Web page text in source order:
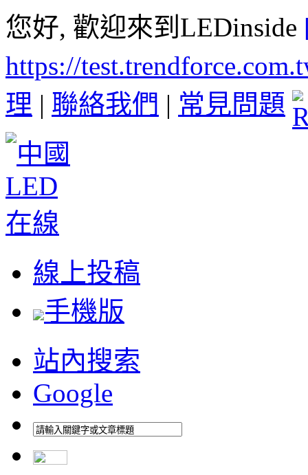
您好, 歡迎來到LEDinside
https://
理 | 聯絡我們 | 常見問題
線上投稿
手機版
站內搜索
Google